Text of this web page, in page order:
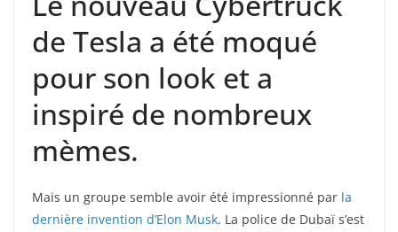
de Tesla a été moqué
pour son look et a
inspiré de nombreux
mèmes.
Mais un groupe semble avoir été impressionné par la
dernière invention d’Elon Musk. La police de Dubaï s’est